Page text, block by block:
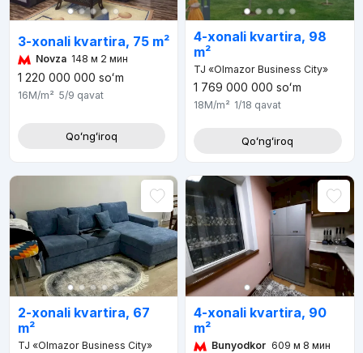
3-xonali kvartira, 75 m²
Novza 148 м 2 мин
1 220 000 000 soʻm
16M/m² 5/9 qavat
Qoʻngʻiroq
4-xonali kvartira, 98
m²
TJ «Olmazor Business City»
1 769 000 000 soʻm
18M/m² 1/18 qavat
Qoʻngʻiroq
2-xonali kvartira, 67
m²
TJ «Olmazor Business City»
4-xonali kvartira, 90
m²
Bunyodkor 609 м 8 мин